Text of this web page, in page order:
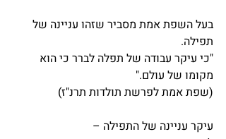
בעל השפת אמת מסביר שזהו עניינה של
תפילה.
"כי עיקר עבודה של תפלה לברר כי הוא
מקומו של עולם."
(שפת אמת לפרשת תולדות תרנ"ז)
עיקר עניינה של התפילה –